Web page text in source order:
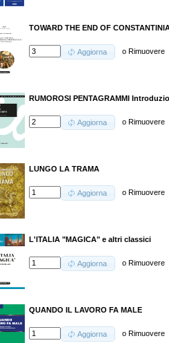
TOWARD THE END OF
Aggiorna oRimuovere
RUMOROSI PENTAGRAMMI
Aggiorna oRimuovere
LUNGO LA TRAMA
Aggiorna oRimuovere
L'ITALIA "MAGICA" e altri classici
Aggiorna oRimuovere
QUANDO IL LAVORO FA MALE
Aggiorna oRimuovere